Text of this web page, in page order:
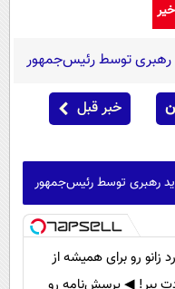
رهبری توسط رئیس‌جمهور
خبر قبل
رهبری توسط رئیس‌جمهور
زانو رو برای همیشه از